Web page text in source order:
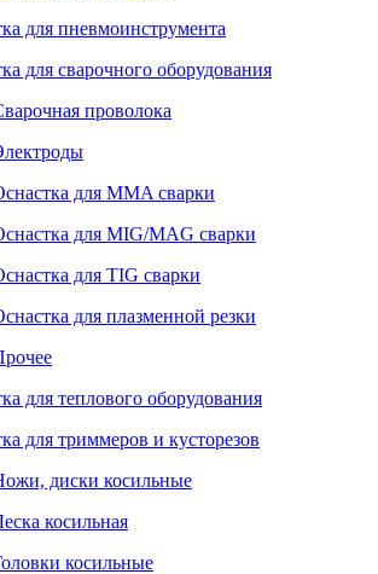
для пневмоинструмента
для сварочного оборудования
проволока
для MMA сварки
для MIG/MAG сварки
для TIG сварки
для плазменной резки
для теплового оборудования
для триммеров и кусторезов
диски косильные
косильная
косильные